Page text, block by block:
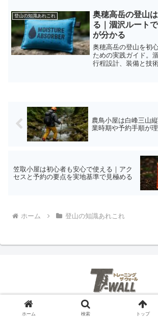
登山の知識あれこれ
奥穂高岳の登山
る｜涸沢ルート
が分かる
奥穂高岳の登山を初
ための実践ガイド。
行程設計、装備と技
農鳥小屋は白峰三山
業時期や予約手順が
笠取小屋は初心者も安心で使える｜アク
セスと予約の要点を実地基準で見極める
ホーム 登山の知識あれこれ
プラ
ホーム 検索 トップ